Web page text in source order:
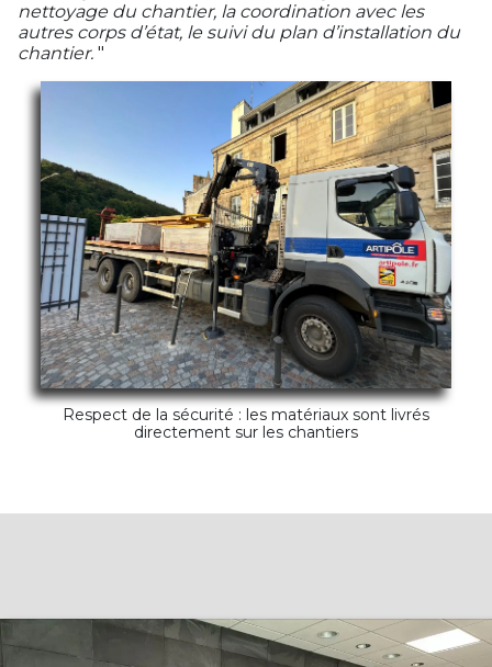
nettoyage du chantier, la coordination avec les
autres corps d’état, le suivi du plan d’installation du
chantier. "
Respect de la sécurité : les matériaux sont livrés
directement sur les chantiers